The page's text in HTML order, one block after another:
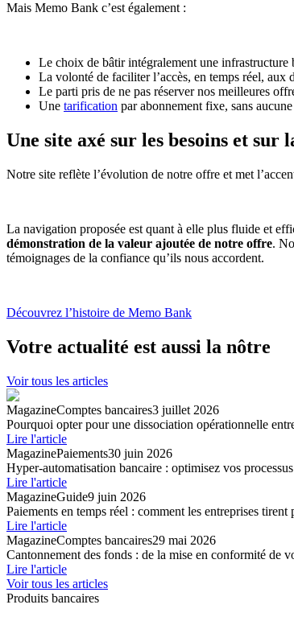
Mais Memo Bank c’est également :
Le choix de bâtir intégralement une
La volonté de faciliter l’accès, en temps réel, aux
Le parti pris de ne pas réserver nos meilleures
Une tarification par abonnement fixe, sans
Une site axé sur les besoins et sur
Notre site reflète l’évolution de notre offre et met
La navigation proposée est quant à elle plus fluide et
démonstration de la valeur ajoutée de notre offre.
témoignages de la confiance qu’ils nous accordent.
Découvrez l’histoire de Memo Bank
Votre actualité est aussi la nôtre
Voir tous les articles
MagazineComptes bancaires3 juillet 2026
Pourquoi opter pour une dissociation opérationnelle
Lire l'article
MagazinePaiements30 juin 2026
Hyper-automatisation bancaire : optimisez vos
Lire l'article
MagazineGuide9 juin 2026
Paiements en temps réel : comment les entreprises tirent
Lire l'article
MagazineComptes bancaires29 mai 2026
Cantonnement des fonds : de la mise en conformité de
Lire l'article
Voir tous les articles
Produits bancaires